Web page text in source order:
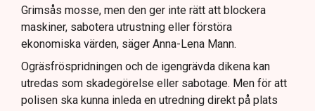
Grimsås mosse, men den ger inte rätt att blockera
maskiner, sabotera utrustning eller förstöra
ekonomiska värden, säger Anna-Lena Mann.
Ogräsfröspridningen och de igengrävda dikena kan
utredas som skadegörelse eller sabotage. Men för att
polisen ska kunna inleda en utredning direkt på plats